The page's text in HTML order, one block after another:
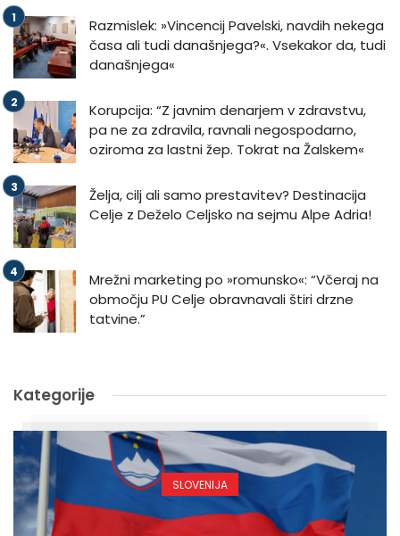
Razmislek: »Vincencij Pavelski, navdih nekega
časa ali tudi današnjega?«. Vsekakor da, tudi
današnjega«
Korupcija: “Z javnim denarjem v zdravstvu,
pa ne za zdravila, ravnali negospodarno,
oziroma za lastni žep. Tokrat na Žalskem«
Želja, cilj ali samo prestavitev? Destinacija
Celje z Deželo Celjsko na sejmu Alpe Adria!
Mrežni marketing po »romunsko«: “Včeraj na
območju PU Celje obravnavali štiri drzne
tatvine.”
Kategorije
SLOVENIJA